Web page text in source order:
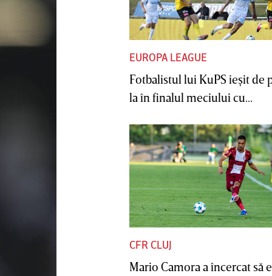
EUROPA LEAGUE
Fotbalistul lui KuPS ieşit de
la în finalul meciului cu...
CFR CLUJ
Mario Camora a încercat să